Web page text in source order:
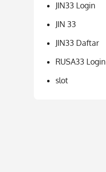
JIN33 Login
JIN 33
JIN33 Daftar
RUSA33 Login
slot